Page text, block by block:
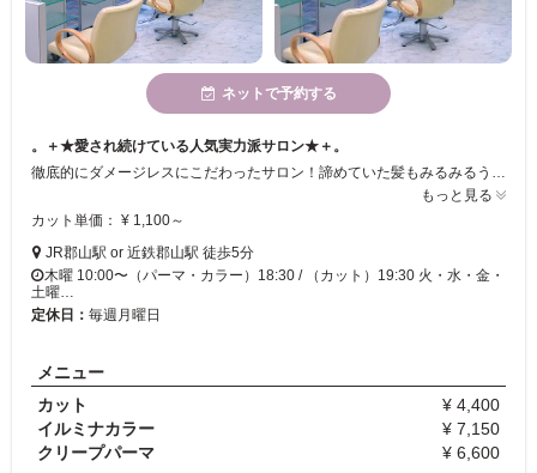
ネットで予約する
。＋★愛され続けている人気実力派サロン★＋。
徹底的にダメージレスにこだわったサロン！諦めていた髪もみるみるうちにキレイに！JR郡山駅or近鉄郡山駅から徒歩5分とそのままショッピングなども楽しめちゃう♪21時まで営業してるのもGood！1人1人に合わせたヘアデザイン、メニュー等を提案させて頂いてます。ヘアでのお悩みがありましたら是非一度ご相談下さい♪
もっと見る
カット単価： ¥ 1,100～
JR郡山駅 or 近鉄郡山駅 徒歩5分
木曜 10:00〜（パーマ・カラー）18:30 / （カット）19:30 火・水・金・
土曜…
定休日： 毎週月曜日
メニュー
カット
¥ 4,400
イルミナカラー
¥ 7,150
クリープパーマ
¥ 6,600